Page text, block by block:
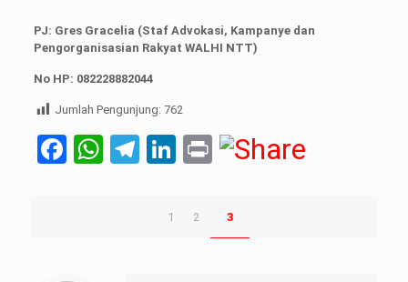
PJ: Gres Gracelia (Staf Advokasi, Kampanye dan
Pengorganisasian Rakyat WALHI NTT)
No HP: 082228882044
Jumlah Pengunjung: 762
Facebook
WhatsApp
Telegram
LinkedIn
Print
1 2 3